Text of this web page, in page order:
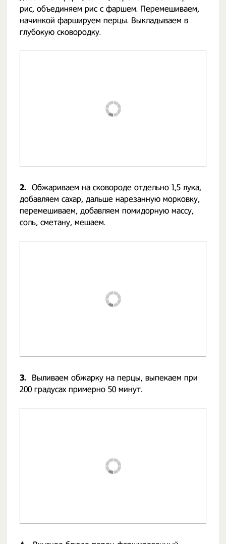
рис, объединяем рис с фаршем. Перемешиваем,
начинкой фаршируем перцы. Выкладываем в
глубокую сковородку.
2. Обжариваем на сковороде отдельно 1,5 лука,
добавляем сахар, дальше нарезанную морковку,
перемешиваем, добавляем помидорную массу,
соль, сметану, мешаем.
3.
Выливаем обжарку на перцы, выпекаем при
200 градусах примерно 50 минут.